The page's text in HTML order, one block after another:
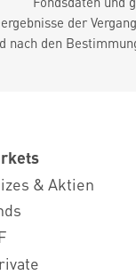
der
nach den
& Aktien